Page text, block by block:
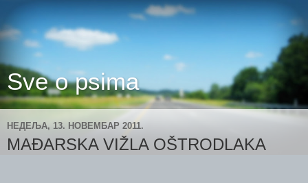
Sve o psima
НЕДЕЉА, 13. НОВЕМБАР 2011.
MAĐARSKA VIŽLA OŠTRODLAKA